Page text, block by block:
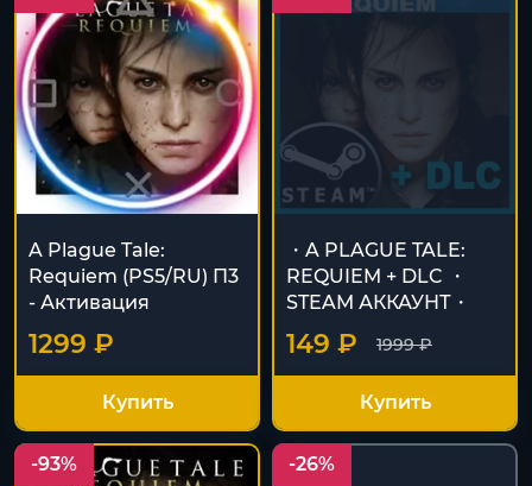
A Plague Tale:
Requiem (PS5/RU) П3
- Активация
1299 ₽
Купить
・A PLAGUE TALE:
REQUIEM + DLC ・
STEAM АККАУНТ・
1999 ₽
149 ₽
Купить
-93% -26%